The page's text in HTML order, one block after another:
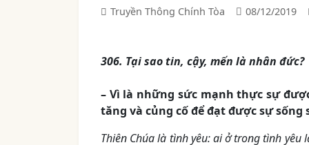
Truyền Thông Chính Tòa 08/12/2019
306. Tại sao tin, cậy, mến là nhân đức?
– Vì là những sức mạnh thực sự
tăng và củng cố để đạt được sự sống
Thiên Chúa là tình yêu: ai ở trong tình yêu